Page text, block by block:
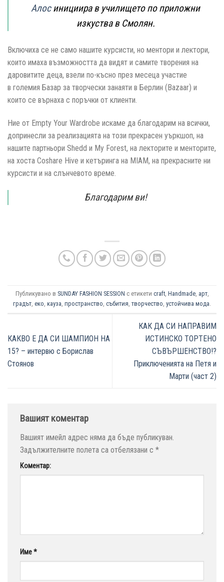
Алосинициира в училището по приложни
изкуства в Смолян.
Включиха се не само нашите курсисти, но ментори и лектори,
които имаха възможността да видят и самите творения на
даровитите деца, взели по-късно през месеца участие
в големия Базар за творчески занаяти в Берлин (Bazaar) и
които се върнаха с поръчки от клиенти.
Ние от Empty Your Wаrdrobe искаме да благодарим на всички,
допринесли за реализацията на този прекрасен уъркшоп, на
нашите партньори Shedd и My Forest, на лекторите и менторите,
на хоста Coshare Hive и кетъринга на MIAM, на прекрасните ни
курсисти и на слънчевото време.
Благодарим ви!
Публикувано в SUNDAY FASHION SESSION с етикети craft, Handmade, арт,
градът, еко, кауза, пространство, събития, творчество, устойчива мода.
КАКВО Е ДА СИ ШАМПИОН НА
15? – интервю с Борислав
Стоянов
КАК ДА СИ НАПРАВИМ
ИСТИНСКО ТОРТЕНО
СЪВЪРШЕНСТВО!?
Приключенията на Петя и
Марти (част 2)
Вашият коментар
Вашият имейл адрес няма да бъде публикуван.
Задължителните полета са отбелязани с *
Коментар:
Име*